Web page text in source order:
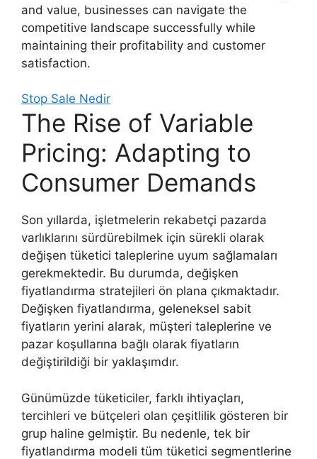
and value, businesses can navigate the
competitive landscape successfully while
maintaining their profitability and customer
satisfaction.
Stop Sale Nedir
The Rise of Variable
Pricing: Adapting to
Consumer Demands
Son yıllarda, işletmelerin rekabetçi pazarda
varlıklarını sürdürebilmek için sürekli olarak
değişen tüketici taleplerine uyum sağlamaları
gerekmektedir. Bu durumda, değişken
fiyatlandırma stratejileri ön plana çıkmaktadır.
Değişken fiyatlandırma, geleneksel sabit
fiyatların yerini alarak, müşteri taleplerine ve
pazar koşullarına bağlı olarak fiyatların
değiştirildiği bir yaklaşımdır.
Günümüzde tüketiciler, farklı ihtiyaçları,
tercihleri ve bütçeleri olan çeşitlilik gösteren bir
grup haline gelmiştir. Bu nedenle, tek bir
fiyatlandırma modeli tüm tüketici segmentlerine